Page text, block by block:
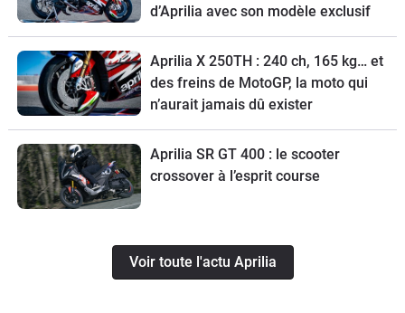
d’Aprilia avec son modèle exclusif
Aprilia X 250TH : 240 ch, 165 kg… et
des freins de MotoGP, la moto qui
n’aurait jamais dû exister
Aprilia SR GT 400 : le scooter
crossover à l’esprit course
Voir toute l'actu Aprilia